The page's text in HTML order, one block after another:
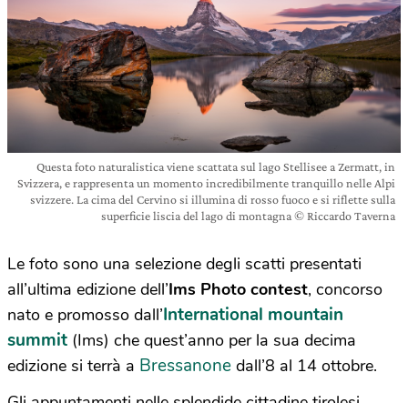
Questa foto naturalistica viene scattata sul lago Stellisee a Zermatt, in
Svizzera, e rappresenta un momento incredibilmente tranquillo nelle Alpi
svizzere. La cima del Cervino si illumina di rosso fuoco e si riflette sulla
superficie liscia del lago di montagna © Riccardo Taverna
Le foto sono una selezione degli scatti presentati
all’ultima edizione dell’Ims Photo contest, concorso
nato e promosso dall’International mountain
summit (Ims) che quest’anno per la sua decima
edizione si terrà a Bressanone dall’8 al 14 ottobre.